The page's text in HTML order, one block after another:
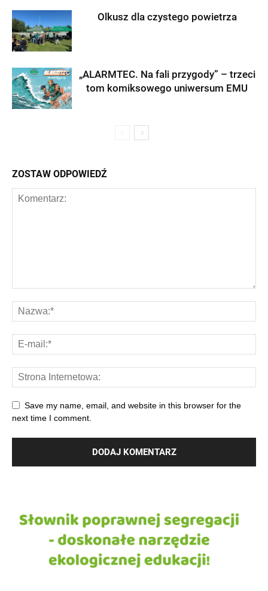
Olkusz dla czystego powietrza
„ALARMTEC. Na fali przygody” – trzeci
tom komiksowego uniwersum EMU
ZOSTAW ODPOWIEDŹ
Save my name, email, and website in this browser for the
next time I comment.